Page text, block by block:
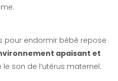
pour endormir bébé repose
apaisant et
son de l’utérus maternel.